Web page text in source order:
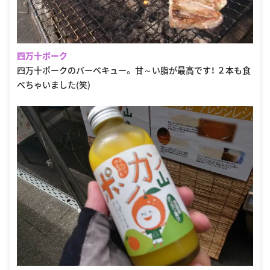
四万十ポーク
四万十ポークのバーベキュー。 甘～い脂が最高です！ ２本も食
べちゃいました(笑)